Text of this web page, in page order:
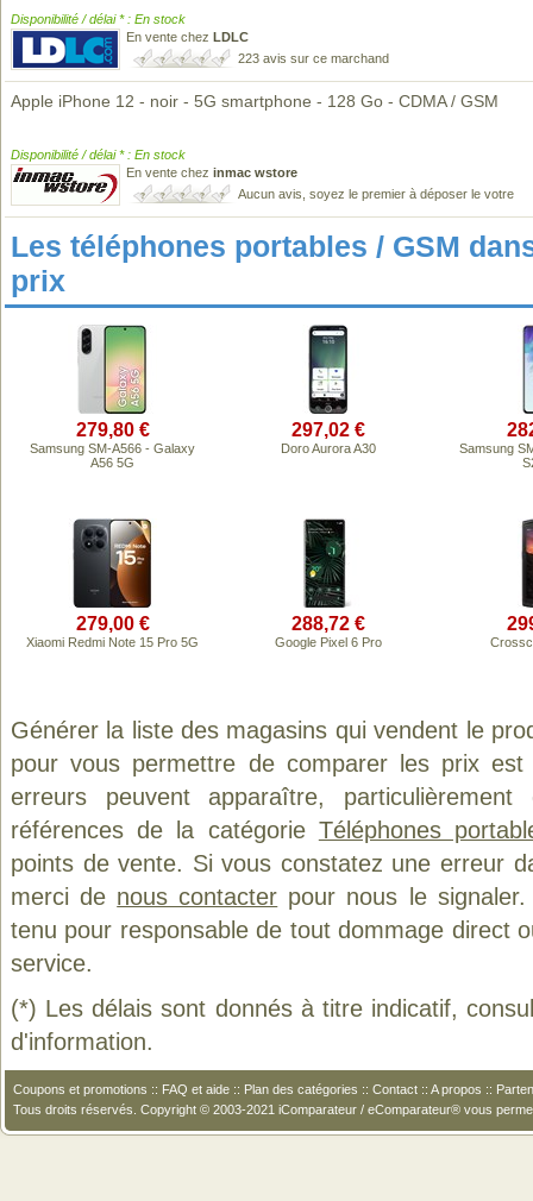
Disponibilité / délai * : En stock
En vente chez LDLC
223 avis sur ce marchand
Apple iPhone 12 - noir - 5G smartphone - 128 Go - CDMA / GSM
Disponibilité / délai * : En stock
En vente chez inmac wstore
Aucun avis, soyez le premier à déposer le votre
Les téléphones portables / GSM
prix
279,80 €
Samsung SM-A566 - Galaxy
A56 5G
297,02 €
Doro Aurora A30
Samsung
279,00 €
Xiaomi Redmi Note 15 Pro 5G
288,72 €
Google Pixel 6 Pro
Générer la liste des magasins qui vendent le
pour vous permettre de comparer les prix
erreurs peuvent apparaître,
références de la catégorie Téléphones
points de vente. Si vous constatez une erreur
merci de nous contacter pour nous le
tenu pour responsable de tout dommage direct
service.
(*) Les délais sont donnés à titre indicatif,
d'information.
Coupons et promotions :: FAQ et aide :: Plan des catégories :: Contact :: A propos ::
Tous droits réservés. Copyright © 2003-2021 iComparateur / eComparateur® vous